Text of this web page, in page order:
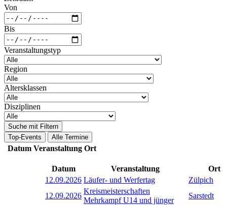
Von
Bis
Veranstaltungstyp
Region
Altersklassen
Disziplinen
Suche mit Filtern
Top-Events
Alle Termine
Datum Veranstaltung Ort
Datum Veranstaltung
Ort
12.09.2026 Läufer- und Werfertag
Zülpich
12.09.2026
Kreismeisterschaften
Mehrkampf U14 und jünger
Sarstedt